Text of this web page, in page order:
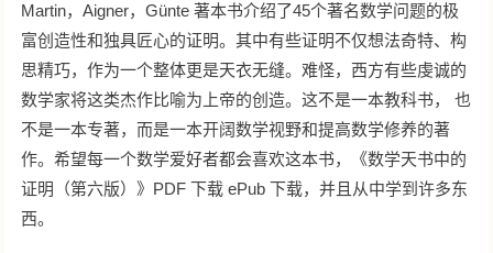
Martin，Aigner，Günte 著本书介绍了45个著名数学问题的极
富创造性和独具匠心的证明。其中有些证明不仅想法奇特、构
思精巧，作为一个整体更是天衣无缝。难怪，西方有些虔诚的
数学家将这类杰作比喻为上帝的创造。这不是一本教科书， 也
不是一本专著，而是一本开阔数学视野和提高数学修养的著
作。希望每一个数学爱好者都会喜欢这本书，《数学天书中的
证明（第六版）》PDF 下载 ePub 下载，并且从中学到许多东
西。